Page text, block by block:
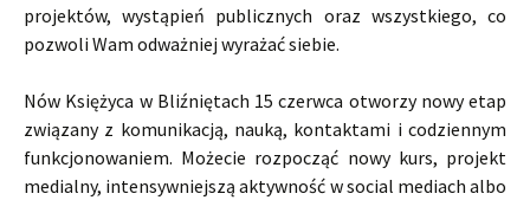
projektów, wystąpień publicznych oraz wszystkiego, co
pozwoli Wam odważniej wyrażać siebie.
Nów Księżyca w Bliźniętach 15 czerwca otworzy nowy etap
związany z komunikacją, nauką, kontaktami i codziennym
funkcjonowaniem. Możecie rozpocząć nowy kurs, projekt
medialny, intensywniejszą aktywność w social mediach albo